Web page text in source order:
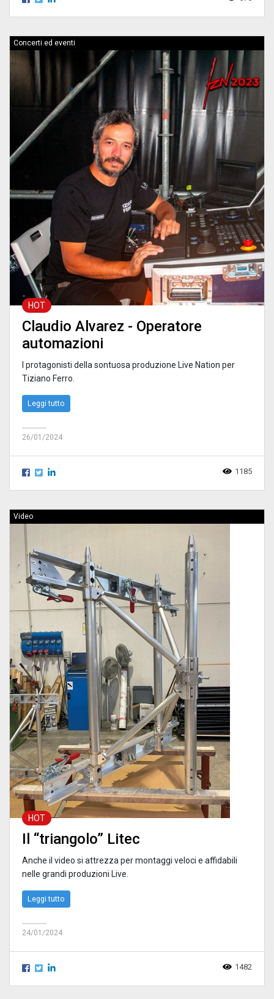
Concerti ed eventi
HOT
Claudio Alvarez - Operatore
automazioni
I protagonisti della sontuosa produzione Live Nation per
Tiziano Ferro.
Leggi tutto
26/01/2024
1185
Video
HOT
Il “triangolo” Litec
Anche il video si attrezza per montaggi veloci e affidabili
nelle grandi produzioni Live.
Leggi tutto
24/01/2024
1482